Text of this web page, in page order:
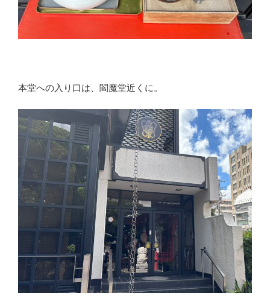
本堂への入り口は、閻魔堂近くに。